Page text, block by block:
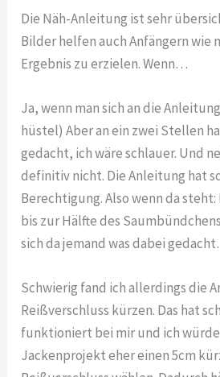
Die Näh-Anleitung ist sehr
Bilder helfen auch Anfängern wie
Ergebnis zu erzielen. Wenn…
Ja, wenn man sich an die
hüstel) Aber an ein zwei Stellen
gedacht, ich wäre schlauer. Und
definitiv nicht. Die Anleitung hat
Berechtigung. Also wenn da
bis zur Hälfte des
sich da jemand was dabei
Schwierig fand ich allerdings die
Reißverschluss kürzen. Das hat
funktioniert bei mir und ich
Jackenprojekt eher einen 5cm